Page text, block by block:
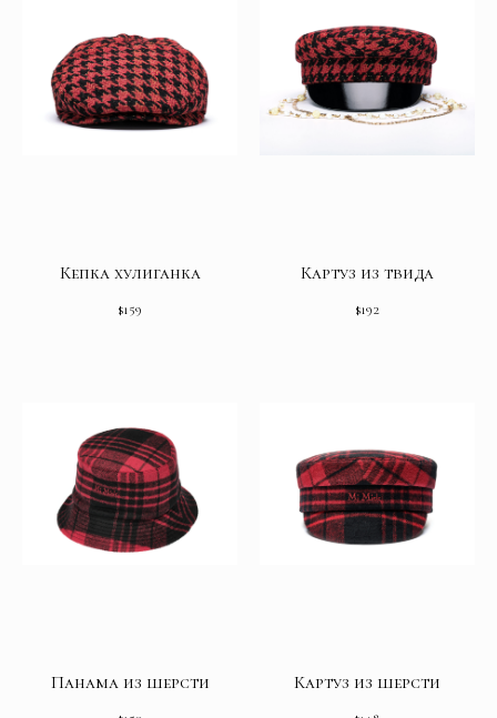
Кепка хулиганка
$159
Картуз из твида
$192
Панама из шерсти Картуз из шерсти